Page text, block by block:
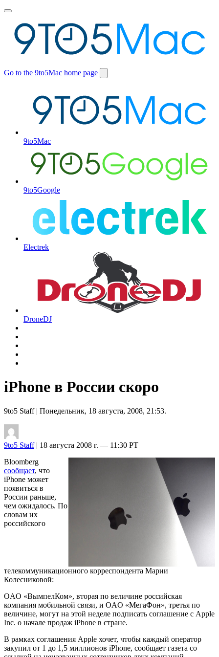
Toggle
menu
Go to the 9to5Mac home page
Switch
9to5Mac
9to5Google
Electrek
DroneDJ
iPhone в России скоро
9to5 Staff| Понедельник, 18 августа, 2008, 21:53.
9to5 Staff| 18 августа 2008 г. — 11:30 PT
Bloomberg
сообщает, что
iPhone может
появиться в
России раньше,
чем ожидалось. По
словам их
российского
телекоммуникационного корреспондента Марии
Колесниковой:
OAO «ВымпелКом», вторая по величине российская
компания мобильной связи, и OAO «МегаФон», третья по
величине, могут на этой неделе подписать соглашение с Apple
Inc. о начале продаж iPhone в стране.
В рамках соглашения Apple хочет, чтобы каждый оператор
закупил от 1 до 1,5 миллионов iPhone, сообщает газета со